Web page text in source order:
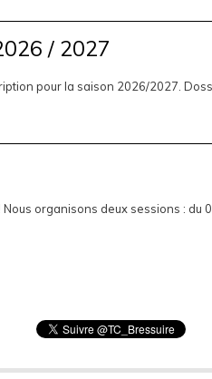
/ 2027
pour la saison 2026/2027.
organisons deux sessions : du